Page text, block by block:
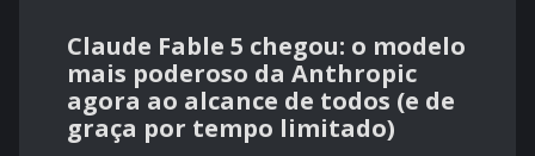
Claude Fable 5 chegou: o modelo
mais poderoso da Anthropic
agora ao alcance de todos (e de
graça por tempo limitado)